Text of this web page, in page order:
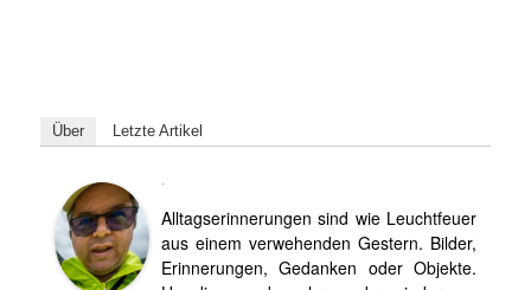
Über Letzte Artikel
Alltagserinnerungen sind wie Leuchtfeuer
aus einem verwehenden Gestern. Bilder,
Erinnerungen, Gedanken oder Objekte.